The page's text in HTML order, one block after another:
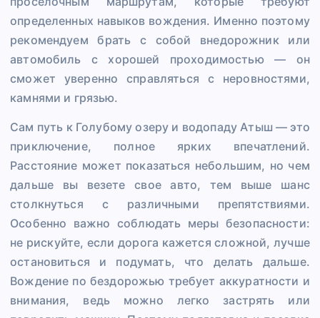
определенных навыков вождения. Именно поэтому
рекомендуем брать с собой внедорожник или
автомобиль с хорошей проходимостью — он
сможет уверенно справляться с неровностями,
камнями и грязью.
Сам путь к Голубому озеру и водопаду Атыш — это
приключение, полное ярких впечатлений.
Расстояние может показаться небольшим, но чем
дальше вы везете свое авто, тем выше шанс
столкнуться с различными препятствиями.
Особенно важно соблюдать меры безопасности:
не рискуйте, если дорога кажется сложной, лучше
остановиться и подумать, что делать дальше.
Вождение по бездорожью требует аккуратности и
внимания, ведь можно легко застрять или